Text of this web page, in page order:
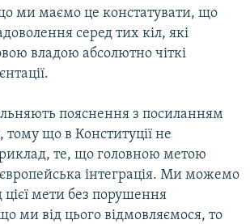
ми маємо це констатувати, що
серед тих кіл, які
владою абсолютно чіткі
пояснення з посиланням
тому що в Конституції не
те, що головною метою
інтеграція. Ми можемо
цієї мети без порушення
ми від цього відмовляємося, то